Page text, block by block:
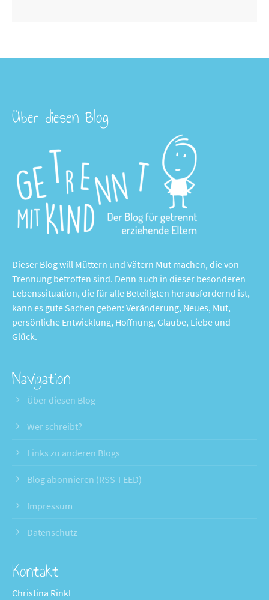
Über diesen Blog
Dieser Blog will Müttern und Vätern Mut machen, die von
Trennung betroffen sind. Denn auch in dieser besonderen
Lebenssituation, die für alle Beteiligten herausfordernd ist,
kann es gute Sachen geben: Veränderung, Neues, Mut,
persönliche Entwicklung, Hoffnung, Glaube, Liebe und
Glück.
Navigation
Über diesen Blog
Wer schreibt?
Links zu anderen Blogs
Blog abonnieren (RSS-FEED)
Impressum
Datenschutz
Kontakt
Christina Rinkl